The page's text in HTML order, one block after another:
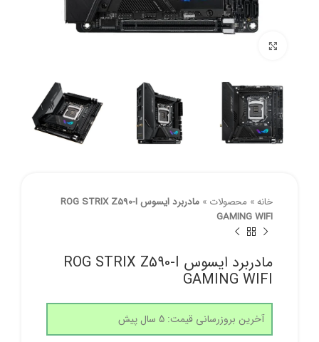
خانه» محصولات »
مادربرد ایسوس ROG STRIX Z590-I
GAMING WIFI
مادربرد ایسوس ROG STRIX Z590-I
GAMING WIFI
آخرین بروزرسانی قیمت: 5 سال پیش